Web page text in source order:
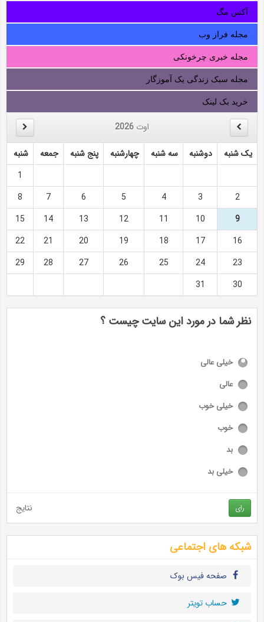
آکس مگ
مجله فراز وب
مجله خبری چرخونکی
مجله سبک زندگی یک آموزگار
خرید بک لینک
اوت 2026
یک شنبه دوشنبه سه شنبه چهارشنبه پنج شنبه جمعه
شنبه
1
2
3
4
5
6
7
8
9
10
11
12
13
14
15
16
17
18
19
20
21
22
23
24
25
26
27
28
29
30
31
نظر شما در مورد این سایت چیست ؟
خیلی عالی
عالی
خیلی خوب
خوب
بد
خیلی بد
رای نتایج
شبکه های اجتماعی
صفحه فیس بوک
حساب تويتر